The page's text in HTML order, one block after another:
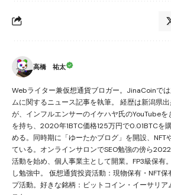
高橋 祐太
Webライター兼仮想通貨ブロガー。JinaCoinで
ムに関するニュース記事を執筆。 経歴は新潟県
が、インフルエンサーのイケハヤ氏のYouTube
を持ち、2020年1BTC価格125万円で0.01BTCを
める。同時期に「ゆーたかブログ」を開設、NFT
ている。オンラインサロンでSEO勉強の傍ら
活動を始め、個人事業主として開業。FP3級保有
し勉強中。 仮想通貨投資活動：現物保有・NFT
プ活動。好きな銘柄：ビットコイン・イーサリ